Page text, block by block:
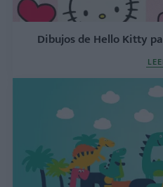
Dibujos de Hello Kitty